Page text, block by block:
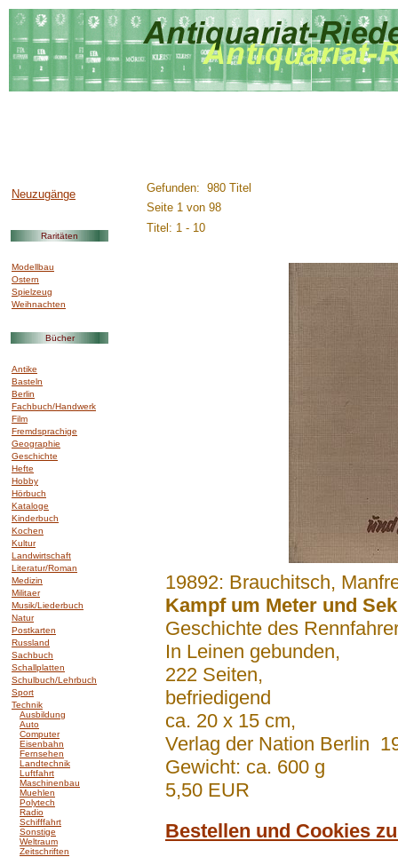
Neuzugänge
Raritäten
Modellbau
Ostern
Spielzeug
Weihnachten
Bücher
Antike
Basteln
Berlin
Fachbuch/Handwerk
Film
Fremdsprachige
Geographie
Geschichte
Hefte
Hobby
Hörbuch
Kataloge
Kinderbuch
Kochen
Kultur
Landwirtschaft
Literatur/Roman
Medizin
Militaer
Musik/Liederbuch
Natur
Postkarten
Russland
Sachbuch
Schallplatten
Schulbuch/Lehrbuch
Sport
Technik
Ausbildung
Auto
Computer
Eisenbahn
Fernsehen
Landtechnik
Luftfahrt
Maschinenbau
Muehlen
Polytech
Radio
Schifffahrt
Sonstige
Weltraum
Zeitschriften
Gefunden: 980 Titel
Seite 1 von 98
Titel: 1 - 10
19892: Brauchitsch,
Kampf um Meter und
Geschichte des
In Leinen gebunden,
222 Seiten,
befriedigend
ca. 20 x 15 cm,
Verlag der Nation Berlin
Gewicht: ca. 600 g
5,50 EUR
Bestellen und Cookies